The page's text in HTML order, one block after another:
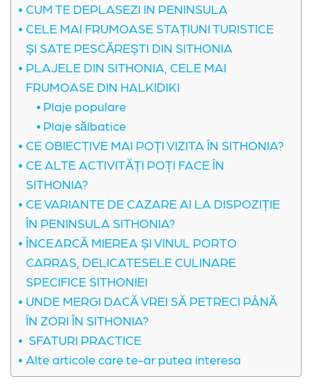
CUM TE DEPLASEZI IN PENINSULA
CELE MAI FRUMOASE STAȚIUNI TURISTICE
ȘI SATE PESCĂREȘTI DIN SITHONIA
PLAJELE DIN SITHONIA, CELE MAI
FRUMOASE DIN HALKIDIKI
Plaje populare
Plaje sălbatice
CE OBIECTIVE MAI POȚI VIZITA ÎN SITHONIA?
CE ALTE ACTIVITĂȚI POȚI FACE ÎN
SITHONIA?
CE VARIANTE DE CAZARE AI LA DISPOZIȚIE
ÎN PENINSULA SITHONIA?
ÎNCEARCĂ MIEREA ȘI VINUL PORTO
CARRAS, DELICATESELE CULINARE
SPECIFICE SITHONIEI
UNDE MERGI DACĂ VREI SĂ PETRECI PÂNĂ
ÎN ZORI ÎN SITHONIA?
SFATURI PRACTICE
Alte articole care te-ar putea interesa